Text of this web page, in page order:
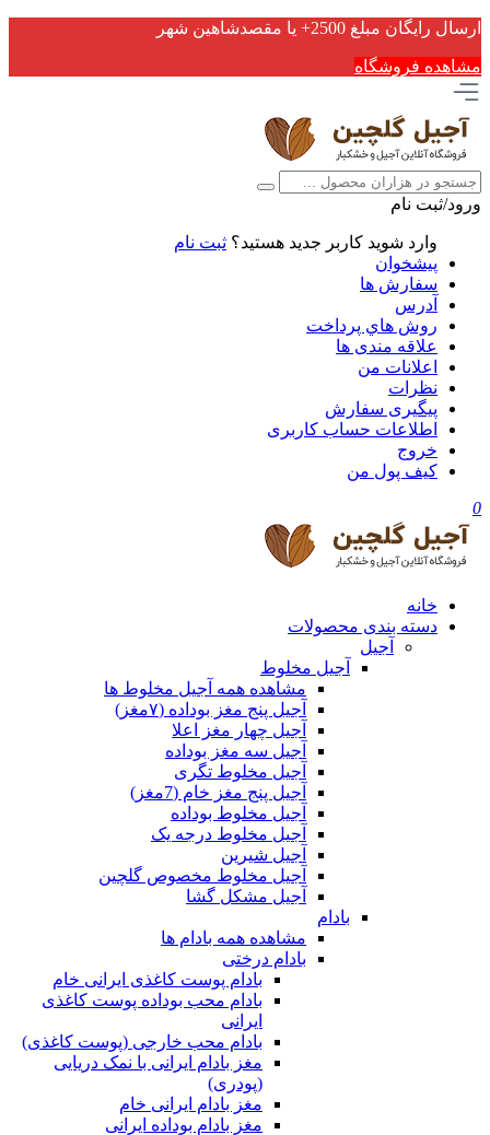
ارسال رایگان مبلغ 2500+ یا مقصدشاهین شهر
مشاهده فروشگاه
ورود/ثبت نام
وارد شوید کاربر جدید هستید؟ ثبت نام
پیشخوان
سفارش ها
آدرس
روش هاي پرداخت
علاقه مندی ها
اعلانات من
نظرات
پیگیری سفارش
اطلاعات حساب كاربری
خروج
کیف پول من
0
خانه
دسته بندی محصولات
آجیل
آجیل مخلوط
مشاهده همه آجیل مخلوط ها
آجیل پنج مغز بوداده (۷مغز)
آجیل چهار مغز اعلا
آجیل سه مغز بوداده
آجیل مخلوط تگری
آجیل پنج مغز خام (7مغز)
آجیل مخلوط بوداده
آجیل مخلوط درجه یک
آجیل شیرین
آجیل مخلوط مخصوص گلچین
آجیل مشکل گشا
بادام
مشاهده همه بادام ها
بادام درختی
بادام پوست کاغذی ایرانی خام
بادام محب بوداده پوست کاغذی
ایرانی
بادام محب خارجی (پوست کاغذی)
مغز بادام ایرانی با نمک دریایی
(پودری)
مغز بادام ایرانی خام
مغز بادام بوداده ایرانی